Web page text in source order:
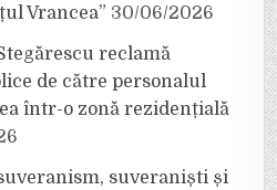
Vrancea” 30/06/2026
reclamă
de către personalul
într-o zonă rezidențială
suveraniști și